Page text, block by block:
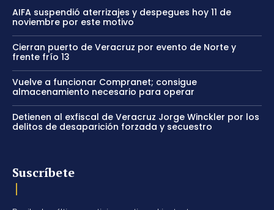
AIFA suspendió aterrizajes y despegues hoy 11 de
noviembre por este motivo
Cierran puerto de Veracruz por evento de Norte y
frente frío 13
Vuelve a funcionar Compranet; consigue
almacenamiento necesario para operar
Detienen al exfiscal de Veracruz Jorge Winckler por los
delitos de desaparición forzada y secuestro
Suscríbete